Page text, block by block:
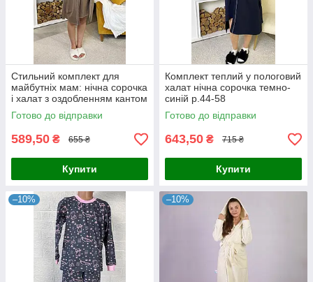
Стильний комплект для
майбутніх мам: нічна сорочка
і халат з оздобленням кантом
мокко 44-54р.
Готово до відправки
589,50 ₴ 655 ₴
Купити
Комплект теплий у пологовий
халат нічна сорочка темно-
синій р.44-58
Готово до відправки
643,50 ₴ 715 ₴
Купити
–10% –10%